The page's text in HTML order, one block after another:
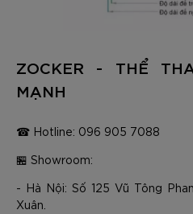
ZOCKER - THỂ
MẠNH
☎ Hotline: 096 905 7088
🏪 Showroom:
- Hà Nội: Số 125 Vũ Tông
Xuân.